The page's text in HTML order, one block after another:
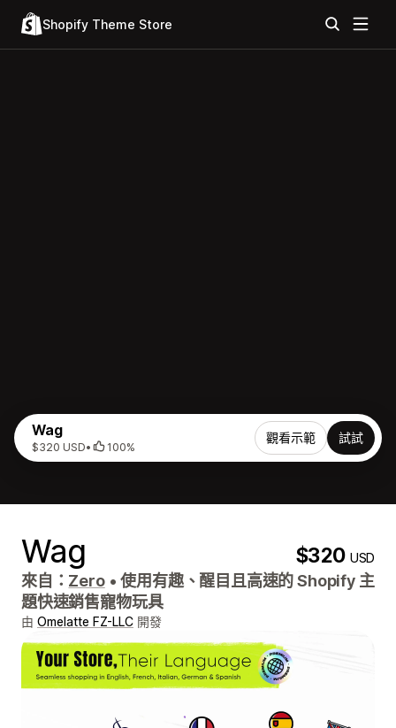
Shopify Theme Store
Wag
$320 USD• 100%
觀看示範 試試
Wag $320USD
來自： Zero • 使用有趣、醒目且高速的 Shopify 主
題快速銷售寵物玩具
由 Omelatte FZ-LLC 開發